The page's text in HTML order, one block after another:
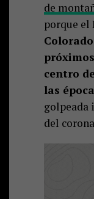
de
porque el
centro
las
golpeada
del